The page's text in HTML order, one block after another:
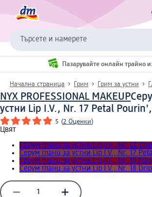
Търсете и намерете
Пазарувайте онлайн трайно
Начална страница Грим Грим за устни
NYX PROFESSIONAL MAKEUP
устни Lip I.V., Nr. 17 Petal
5 (2 Оценки)
Цвят
Серум гланц за устни Lip I.V., Nr. 22
Серум гланц за устни Lip I.V., Nr. 17
Серум гланц за устни Lip I.V., Nr. 19
Серум гланц за устни Lip I.V., Nr. 18